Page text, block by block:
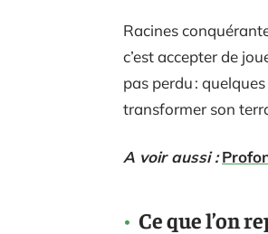
Racines
c’est accepter de
pas perdu :
transformer son
A voir aussi :
Ce que l’on